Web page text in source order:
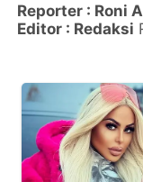
Reporter : Roni
Editor : Redaksi